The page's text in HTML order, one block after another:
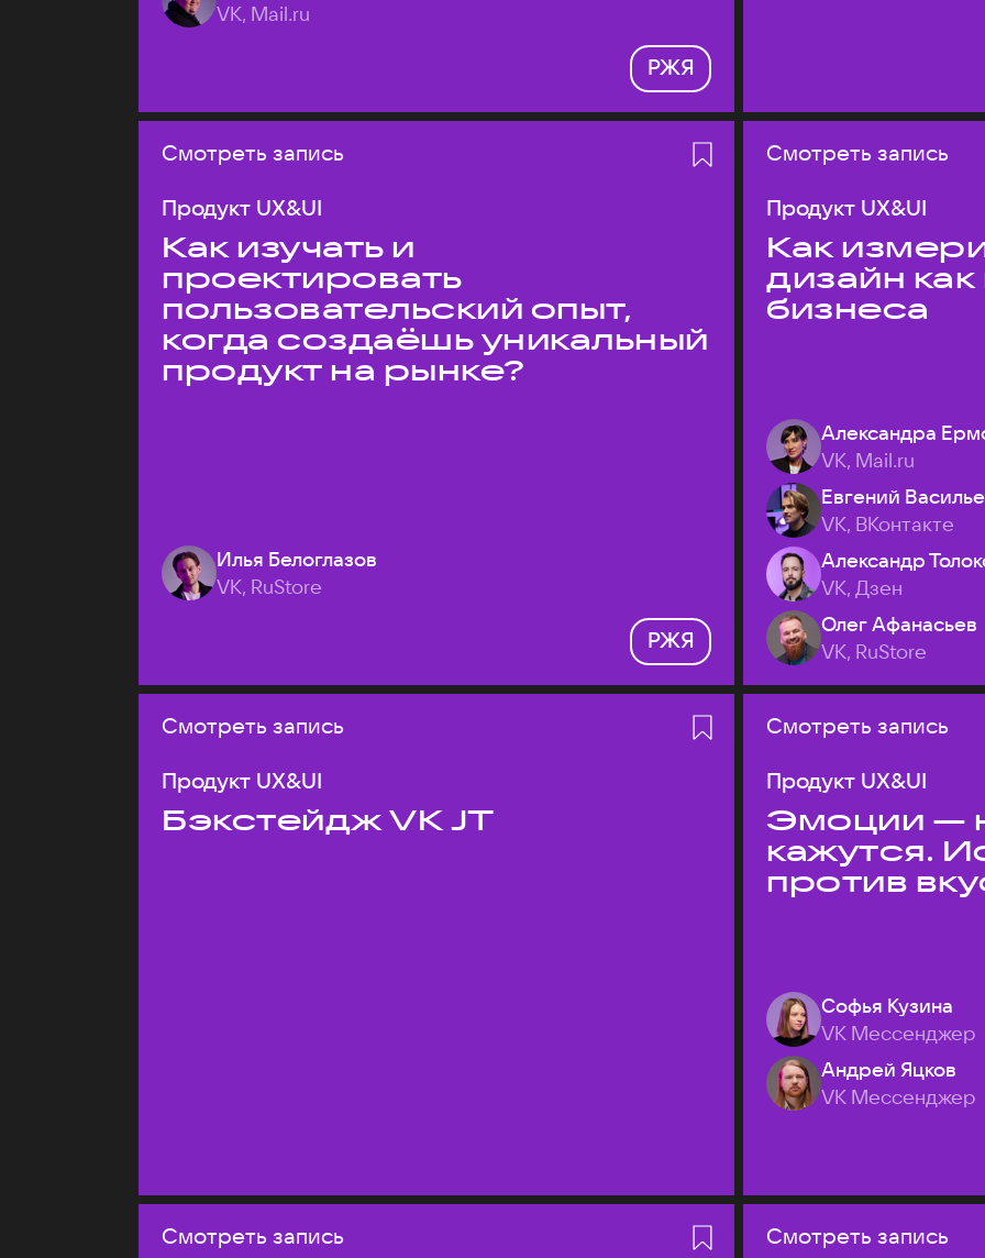
VK, Mail.ru
РЖЯ
Смотреть запись
Продукт UX&UI
Как изучать и
проектировать
пользовательский опыт,
когда создаёшь уникальный
продукт на рынке?
Илья Белоглазов
VK, RuStore
РЖЯ
Смотреть запись
Продукт UX&UI
Как
дизайн
бизнеса
Александра
VK, Mail.ru
Евгений
VK, ВКонтакте
Александр
VK, Дзен
Олег Афанасьев
VK, RuStore
Смотреть запись
Продукт UX&UI
Бэкстейдж VK JT
Смотреть запись
Продукт UX&UI
Эмоции —
кажутся.
против
Софья Кузина
VK Мессенджер
Андрей Яцков
VK Мессенджер
Смотреть запись Смотреть запись